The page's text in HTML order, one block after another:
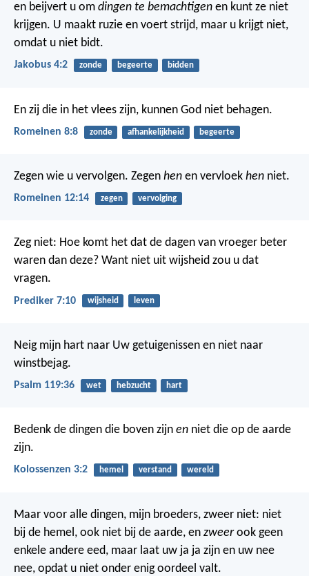
en beijvert u om dingen te bemachtigen en kunt ze niet
krijgen. U maakt ruzie en voert strijd, maar u krijgt niet,
omdat u niet bidt.
Jakobus 4:2 zonde begeerte bidden
En zij die in het vlees zijn, kunnen God niet behagen.
Romeinen 8:8 zonde afhankelijkheid begeerte
Zegen wie u vervolgen. Zegen hen en vervloek hen niet.
Romeinen 12:14 zegen vervolging
Zeg niet: Hoe komt het dat de dagen van vroeger beter
waren dan deze? Want niet uit wijsheid zou u dat
vragen.
Prediker 7:10 wijsheid leven
Neig mijn hart naar Uw getuigenissen en niet naar
winstbejag.
Psalm 119:36 wet hebzucht hart
Bedenk de dingen die boven zijn en niet die op de aarde
zijn.
Kolossenzen 3:2 hemel verstand wereld
Maar voor alle dingen, mijn broeders, zweer niet: niet
bij de hemel, ook niet bij de aarde, en zweerook geen
enkele andere eed, maar laat uw ja ja zijn en uw nee
nee, opdat u niet onder enig oordeel valt.